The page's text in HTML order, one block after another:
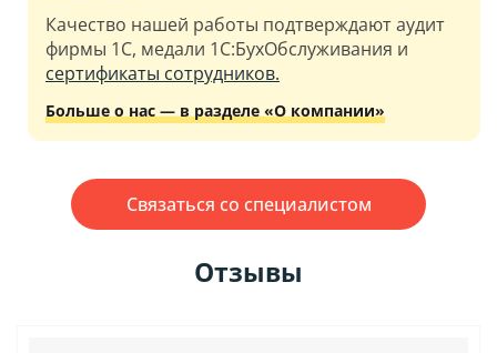
Качество нашей работы подтверждают аудит
фирмы 1С, медали 1С:БухОбслуживания и
сертификаты сотрудников.
Больше о нас — в разделе «О компании»
Связаться со специалистом
Отзывы